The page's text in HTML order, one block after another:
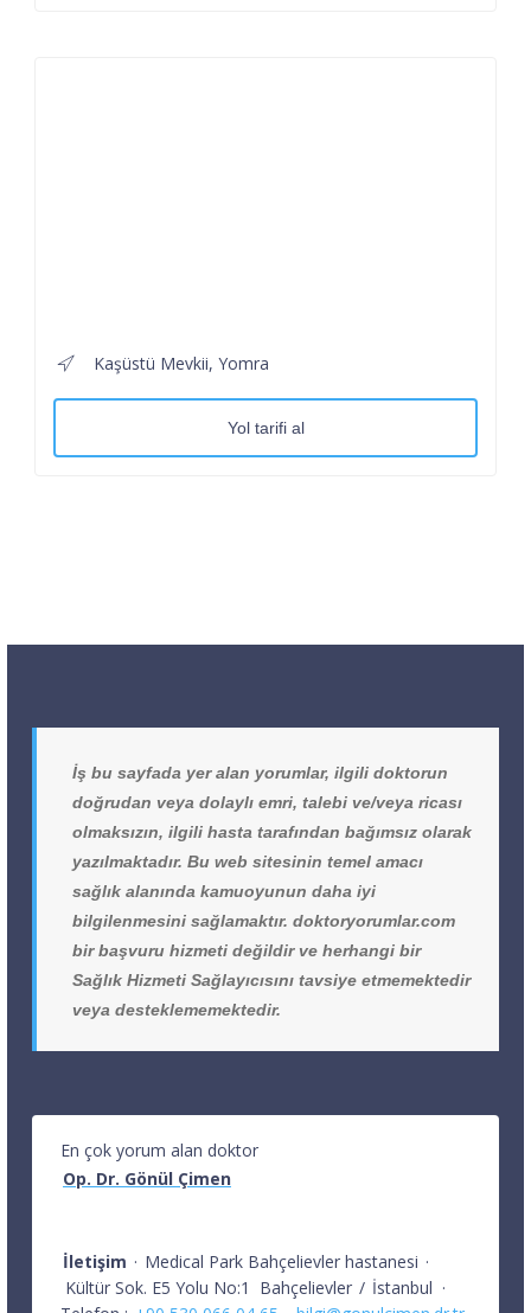
Kaşüstü Mevkii, Yomra
Yol tarifi al
İş bu sayfada yer alan yorumlar, ilgili doktorun
doğrudan veya dolaylı emri, talebi ve/veya ricası
olmaksızın, ilgili hasta tarafından bağımsız olarak
yazılmaktadır. Bu web sitesinin temel amacı
sağlık alanında kamuoyunun daha iyi
bilgilenmesini sağlamaktır. doktoryorumlar.com
bir başvuru hizmeti değildir ve herhangi bir
Sağlık Hizmeti Sağlayıcısını tavsiye etmemektedir
veya desteklememektedir.
En çok yorum alan doktor
Op. Dr. Gönül Çimen
İletişim · Medical Park Bahçelievler hastanesi ·
Kültür Sok. E5 Yolu No:1
Bahçelievler / İstanbul ·